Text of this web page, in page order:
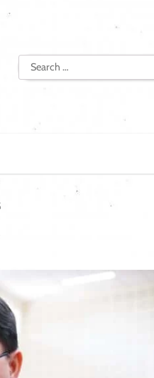
Search
for: